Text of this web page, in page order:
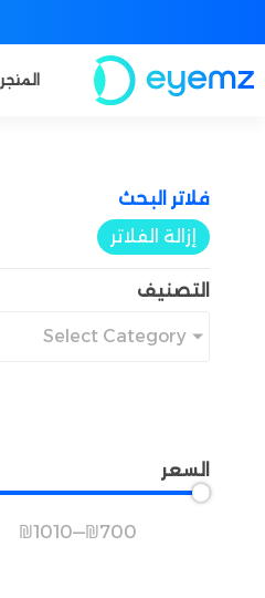
المتجر
فلاتر البحث​
إزالة الفلاتر
التصنيف
Select Category
السعر
700
₪
—
1010
₪